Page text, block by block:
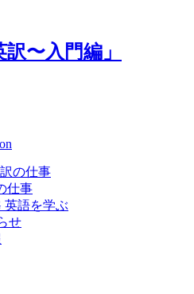
〜入門編」
の仕事
仕事
英語を学ぶ
せ